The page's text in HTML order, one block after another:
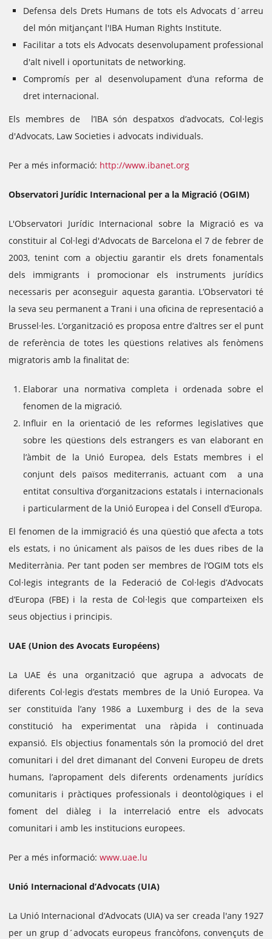
Defensa dels Drets Humans de tots els Advocats d´arreu
del món mitjançant l'IBA Human Rights Institute.
Facilitar a tots els Advocats desenvolupament professional
d'alt nivell i oportunitats de networking.
Compromís per al desenvolupament d’una reforma de
dret internacional.
Els membres de l’IBA són despatxos d’advocats, Col·legis
d'Advocats, Law Societies i advocats individuals.
Per a més informació: http://www.ibanet.org
Observatori Jurídic Internacional per a la Migració (OGIM)
L'Observatori Jurídic Internacional sobre la Migració es va
constituir al Col·legi d'Advocats de Barcelona el 7 de febrer de
2003, tenint com a objectiu garantir els drets fonamentals
dels immigrants i promocionar els instruments jurídics
necessaris per aconseguir aquesta garantia. L’Observatori té
la seva seu permanent a Trani i una oficina de representació a
Brussel·les. L’organització es proposa entre d’altres ser el punt
de referència de totes les qüestions relatives als fenòmens
migratoris amb la finalitat de:
Elaborar una normativa completa i ordenada sobre el
fenomen de la migració.
Influir en la orientació de les reformes legislatives que
sobre les qüestions dels estrangers es van elaborant en
l’àmbit de la Unió Europea, dels Estats membres i el
conjunt dels països mediterranis, actuant com a una
entitat consultiva d’organitzacions estatals i internacionals
i particularment de la Unió Europea i del Consell d’Europa.
El fenomen de la immigració és una qüestió que afecta a tots
els estats, i no únicament als països de les dues ribes de la
Mediterrània. Per tant poden ser membres de l’OGIM tots els
Col·legis integrants de la Federació de Col·legis d’Advocats
d’Europa (FBE) i la resta de Col·legis que comparteixen els
seus objectius i principis.
UAE (Union des Avocats Européens)
La UAE és una organització que agrupa a advocats de
diferents Col·legis d’estats membres de la Unió Europea. Va
ser constituïda l’any 1986 a Luxemburg i des de la seva
constitució ha experimentat una ràpida i continuada
expansió. Els objectius fonamentals són la promoció del dret
comunitari i del dret dimanant del Conveni Europeu de drets
humans, l’apropament dels diferents ordenaments jurídics
comunitaris i pràctiques professionals i deontològiques i el
foment del diàleg i la interrelació entre els advocats
comunitari i amb les institucions europees.
Per a més informació: www.uae.lu
Unió Internacional d’Advocats (UIA)
La Unió Internacional d’Advocats (UIA) va ser creada l'any 1927
per un grup d´advocats europeus francòfons, convençuts de